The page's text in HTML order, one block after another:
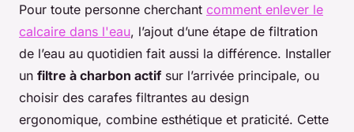
Pour toute personne cherchant comment enlever le
calcaire dans l'eau, l’ajout d’une étape de filtration
de l’eau au quotidien fait aussi la différence. Installer
un filtre à charbon actif sur l’arrivée principale, ou
choisir des carafes filtrantes au design
ergonomique, combine esthétique et praticité. Cette